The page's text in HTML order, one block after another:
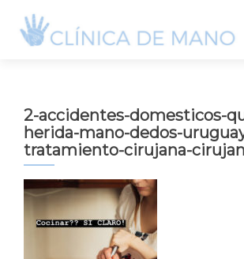
2-accidentes-domesticos-
herida-mano-dedos-
tratamiento-cirujana-